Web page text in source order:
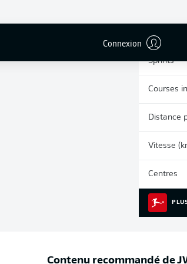
Connexion
Sprints
Courses
Distance
Vitesse
Centres
Contenu recommandé de